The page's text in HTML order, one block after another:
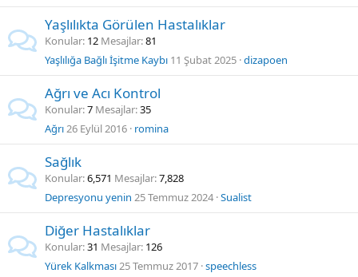
Yaşlılıkta Görülen Hastalıklar
Konular 12 Mesajlar 81
Yaşlılığa Bağlı İşitme Kaybı 11 Şubat 2025 dizapoen
Ağrı ve Acı Kontrol
Konular 7 Mesajlar 35
Ağrı26 Eylül 2016 romina
Sağlık
Konular 6,571 Mesajlar 7,828
Depresyonu yenin 25 Temmuz 2024 Sualist
Diğer Hastalıklar
Konular 31 Mesajlar 126
Yürek Kalkması25 Temmuz 2017 speechless